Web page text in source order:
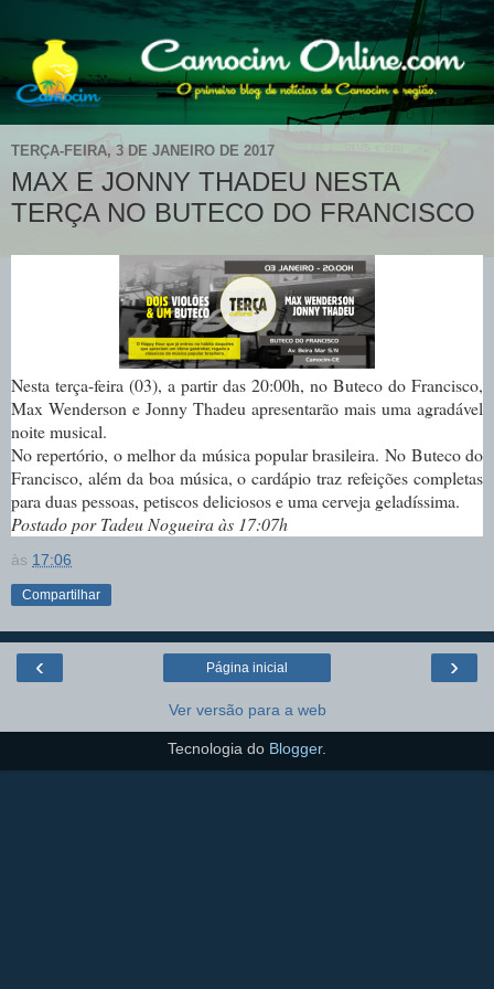
TERÇA-FEIRA, 3 DE JANEIRO DE 2017
MAX E JONNY THADEU NESTA
TERÇA NO BUTECO DO FRANCISCO
Nesta terça-feira (03), a partir das 20:00h, no Buteco do Francisco,
Max Wenderson e Jonny Thadeu apresentarão mais uma agradável
noite musical.
No repertório, o melhor da música popular brasileira.No Buteco do
Francisco, além da boa música, o cardápio traz refeições completas
para duas pessoas, petiscos deliciosos e uma cerveja geladíssima.
Postado por Tadeu Nogueira às 17:07h
às 17:06
Compartilhar
‹ ›
Página inicial
Ver versão para a web
Tecnologia do Blogger.